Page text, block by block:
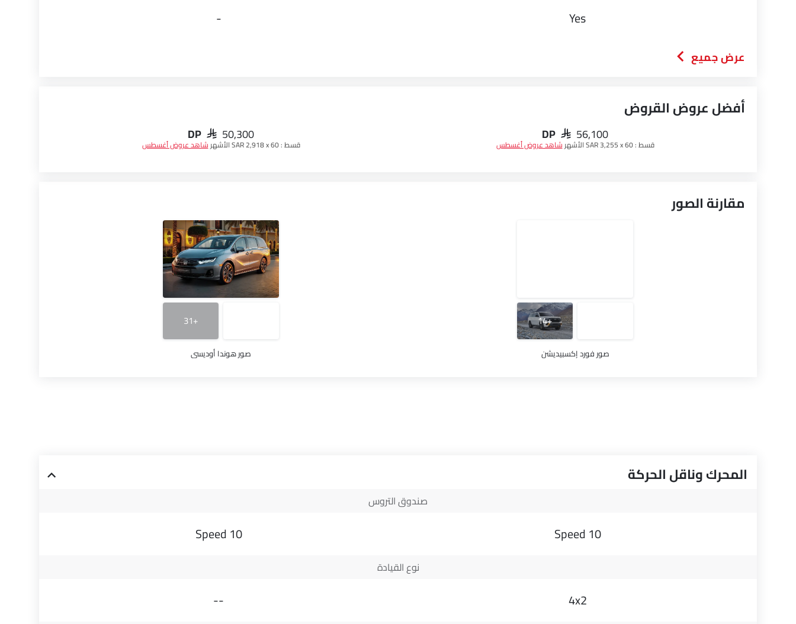
Yes
-
عرض جميع
أفضل عروض القروض
DP SAR 56,100
قسط :SAR 3,255 x 60 الأشهر شاهد عروض أغسطس
DP SAR 50,300
قسط :SAR 2,918 x 60 الأشهر شاهد عروض أغسطس
مقارنة الصور
+14
صور فورد إكسبيديشن
+31
صور هوندا أوديسي
المحرك وناقل الحركة
صندوق التروس
10 Speed
10 Speed
نوع القيادة
4x2
--